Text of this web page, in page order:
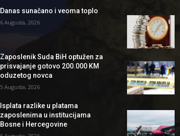
Danas sunačano i veoma toplo
6 Augusta, 2026
Zaposlenik Suda BiH optužen za
prisvajanje gotovo 200.000 KM
oduzetog novca
5 Augusta, 2026
Isplata razlike u platama
zaposlenima u institucijama
Bosne i Hercegovine